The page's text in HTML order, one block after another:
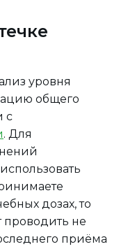
уровня
общего
с
. Для
дозах, то
проводить не
приёма